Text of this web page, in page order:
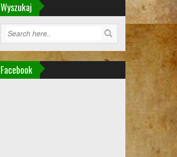
Wyszukaj
Facebook